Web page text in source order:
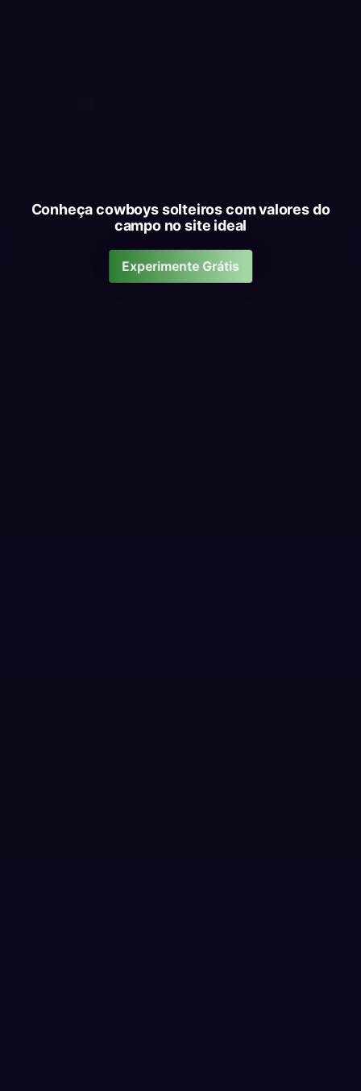
Conheça cowboys solteiros com valores do
campo no site ideal
Experimente Grátis